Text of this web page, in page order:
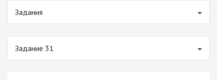
Задания
Задание 31